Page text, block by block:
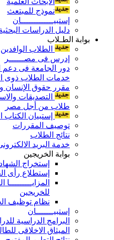
نموذج للمبتعث
إستبيـــــــــــــان
دليل الدراسات
بوابة الطـلاب
الطلاب الوافدين
إدرس فى مصــــــر
دور الجامعة فى دعم
خدمات الطلاب ذوى
مقرر حقوق الإنسان
التصديقات
طلاب من أجل مصر
إستبيان
توصيف المقررات
نتائج الطلاب
خدمة البريد
بوابة الخريجين
إستخراج
إستطلاع رأى
للخريجين
نظام توظيف
إستبيـــــــان
البرامج الدراسية
الميثاق الاخلاقى